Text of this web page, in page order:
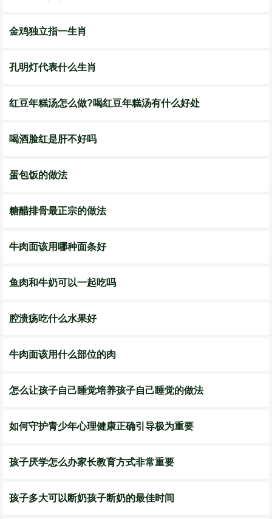
金鸡独立指一生肖
孔明灯代表什么生肖
红豆年糕汤怎么做?喝红豆年糕汤有什么好处
喝酒脸红是肝不好吗
蛋包饭的做法
糖醋排骨最正宗的做法
牛肉面该用哪种面条好
鱼肉和牛奶可以一起吃吗
腔溃疡吃什么水果好
牛肉面该用什么部位的肉
怎么让孩子自己睡觉培养孩子自己睡觉的做法
如何守护青少年心理健康正确引导极为重要
孩子厌学怎么办家长教育方式非常重要
孩子多大可以断奶孩子断奶的最佳时间